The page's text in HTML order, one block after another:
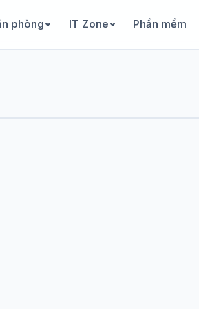
phòng IT Zone Phần mềm